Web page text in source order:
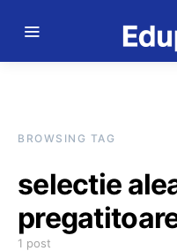
BROWSING TAG
selectie
1 post